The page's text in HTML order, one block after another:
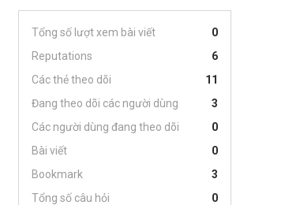
Tổng số lượt xem bài viết
0
Reputations
6
Các thẻ theo dõi
11
Đang theo dõi các người dùng
3
Các người dùng đang theo dõi
0
Bài viết
0
Bookmark
3
Tổng số câu hỏi
0